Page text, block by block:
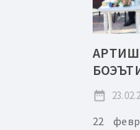
date_range
22